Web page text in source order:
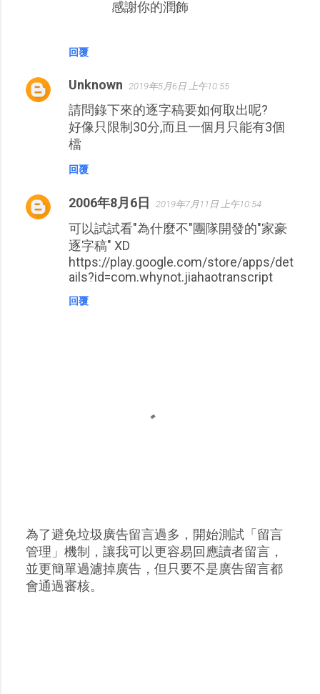
回覆
感謝你的潤飾
Unknown 2019年5月6日 上午10:55
請問錄下來的逐字稿要如何取出呢?
好像只限制30分,而且一個月只能有3個
檔
回覆
2006年8月6日 2019年7月11日 上午10:54
可以試試看"為什麼不"團隊開發的"家豪
逐字稿" XD
https://play.google.com/store/apps/det
ails?id=com.whynot.jiahaotranscript
回覆
張
貼
留
為了避免垃圾廣告留言過多，開始測試「留言
管理」機制，讓我可以更容易回應讀者留言，
並更簡單過濾掉廣告，但只要不是廣告留言都
會通過審核。